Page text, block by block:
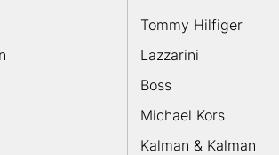
Tommy Hilfiger
Lazzarini
Boss
Michael Kors
Kalman & Kalman